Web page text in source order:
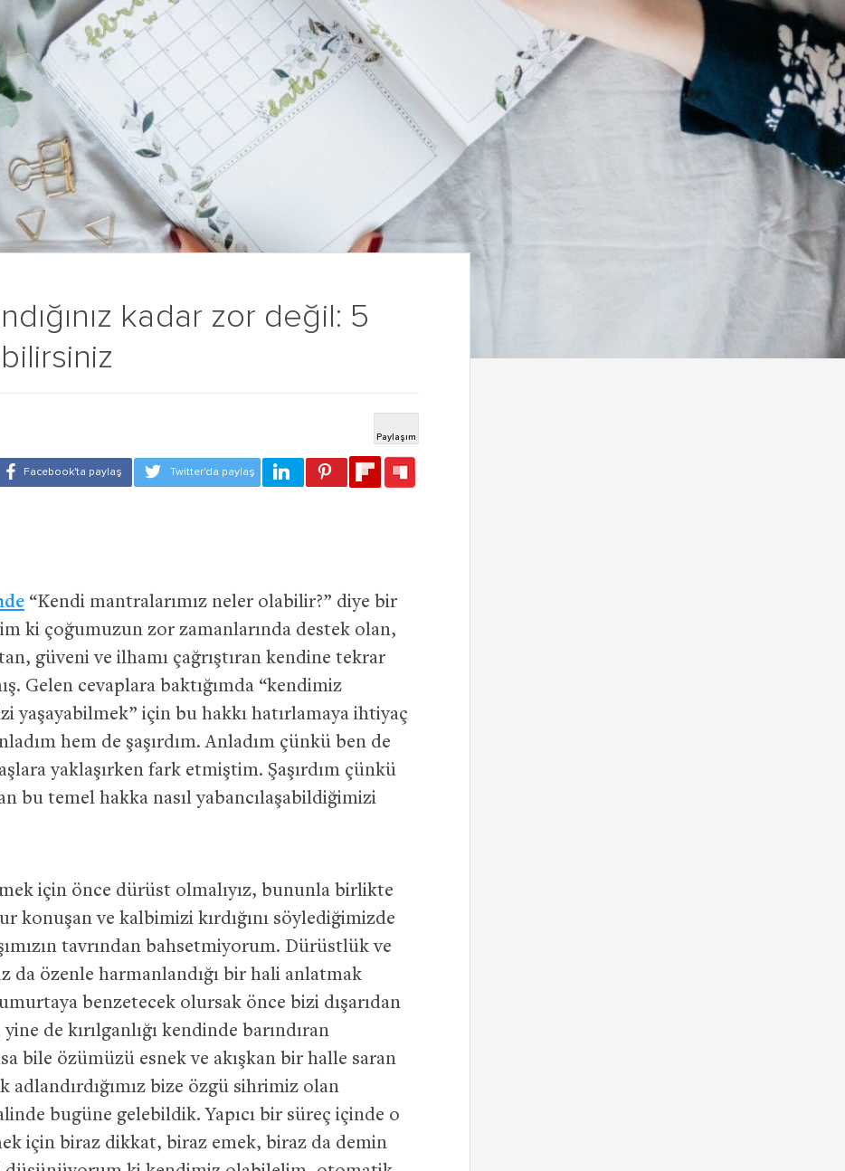
kadar zor değil: 5
“Kendi mantralarımız neler olabilir?” diye bir
ki çoğumuzun zor zamanlarında destek olan,
güveni ve ilhamı çağrıştıran kendine tekrar
Gelen cevaplara baktığımda “kendimiz
yaşayabilmek” için bu hakkı hatırlamaya ihtiyaç
hem de şaşırdım. Anladım çünkü ben de
yaklaşırken fark etmiştim. Şaşırdım çünkü
bu temel hakka nasıl yabancılaşabildiğimizi
için önce dürüst olmalıyız, bununla birlikte
konuşan ve kalbimizi kırdığını söylediğimizde
tavrından bahsetmiyorum. Dürüstlük ve
da özenle harmanlandığı bir hali anlatmak
benzetecek olursak önce bizi dışarıdan
de kırılganlığı kendinde barındıran
bile özümüzü esnek ve akışkan bir halle saran
adlandırdığımız bize özgü sihrimiz olan
bugüne gelebildik. Yapıcı bir süreç içinde o
için biraz dikkat, biraz emek, biraz da demin